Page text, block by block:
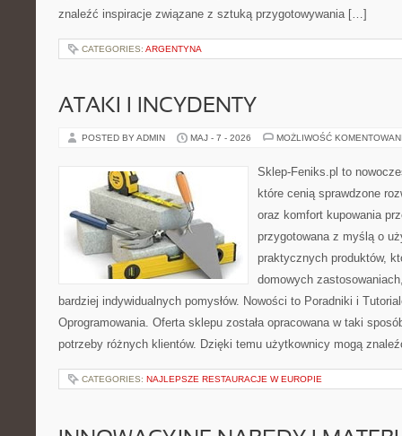
znaleźć inspiracje związane z sztuką przygotowywania […]
CATEGORIES: ARGENTYNA
ATAKI I INCYDENTY
POSTED BY ADMIN MAJ - 7 - 2026 MOŻLIWOŚĆ
Sklep-Feniks.pl to
które cenią sprawdzone
oraz komfort kupowania
przygotowana z myślą o
praktycznych produktów,
domowych
bardziej indywidualnych pomysłów. Nowości to Poradniki i
Oprogramowania. Oferta sklepu została opracowana w taki
potrzeby różnych klientów. Dzięki temu użytkownicy mogą
CATEGORIES: NAJLEPSZE RESTAURACJE W EUROPIE